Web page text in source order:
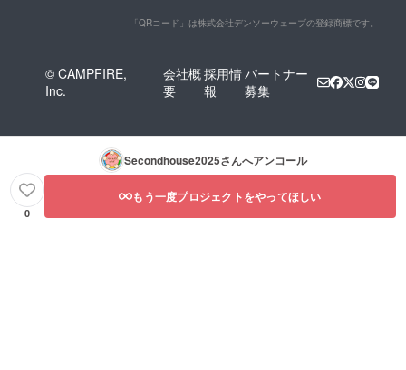
「QRコード」は株式会社デンソーウェーブの登録商標です。
© CAMPFIRE,
Inc.
会社概
要
採用情
報
パートナー
募集
Secondhouse2025さんへアンコール
0
もう一度プロジェクトをやってほしい